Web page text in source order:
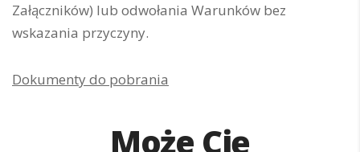
Załączników) lub odwołania Warunków bez
wskazania przyczyny.
Dokumenty do pobrania
Może Cię